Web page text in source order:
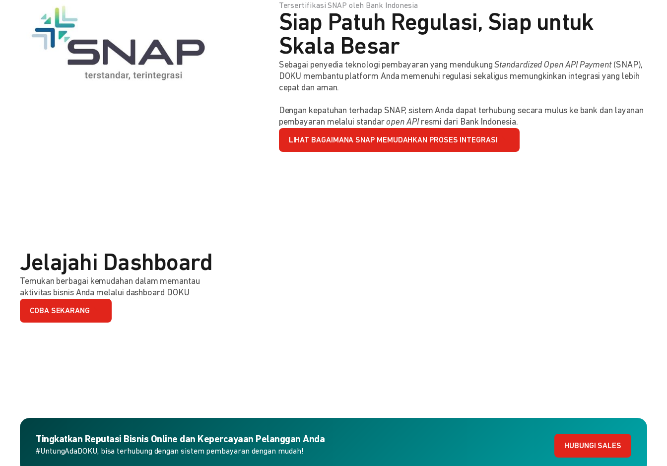
Tersertifikasi SNAP oleh Bank Indonesia
Siap Patuh Regulasi, Siap untuk
Skala Besar
Sebagai penyedia teknologi pembayaran yang mendukungStandardized Open API Payment(SNAP),
DOKU membantu platform Anda memenuhi regulasi sekaligus memungkinkan integrasi yang lebih
cepat dan aman.
Dengan kepatuhan terhadap SNAP, sistem Anda dapat terhubung secara mulus ke bank dan layanan
pembayaran melalui standaropen APIresmi dari Bank Indonesia.
LIHAT BAGAIMANA SNAP MEMUDAHKAN PROSES INTEGRASI
Jelajahi Dashboard
Temukan berbagai kemudahan dalam memantau
aktivitas bisnis Anda melalui dashboard DOKU
COBA SEKARANG
Tingkatkan Reputasi Bisnis Online dan Kepercayaan Pelanggan Anda
#UntungAdaDOKU, bisa terhubung dengan sistem pembayaran dengan mudah!
HUBUNGI SALES